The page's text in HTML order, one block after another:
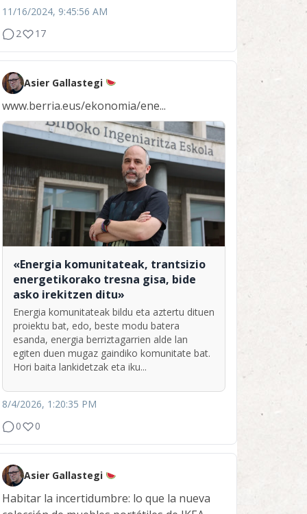
11/16/2024, 9:45:56 AM
2
17
Asier Gallastegi
www.berria.eus/ekonomia/ene...
«Energia komunitateak, trantsizio
energetikorako tresna gisa, bide
asko irekitzen ditu»
Energia komunitateak bildu eta aztertu dituen
proiektu bat, edo, beste modu batera
esanda, energia berriztagarrien alde lan
egiten duen mugaz gaindiko komunitate bat.
Hori baita lankidetzak eta iku...
8/4/2026, 1:20:35 PM
0
0
Asier Gallastegi
Habitar la incertidumbre: lo que la nueva